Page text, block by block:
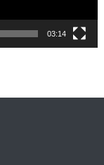
03:14